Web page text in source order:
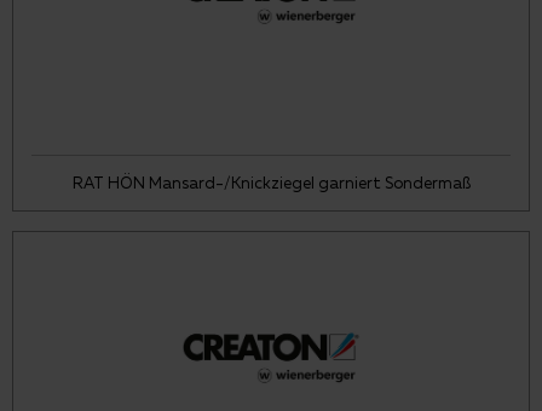
RAT HÖN Mansard-/Knickziegel garniert Sondermaß